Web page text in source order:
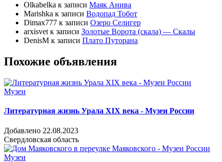
Olkabelka к записи Маяк Анива
Marishka к записи Водопад Тобот
Dimax777 к записи Озеро Селигер
arxisvet к записи Золотые Ворота (скала) — Скалы
DenisM к записи Плато Путорана
Похожие объявления
Музеи
Литературная жизнь Урала XIX века - Музеи России
Добавлено 22.08.2023
Свердловская область
Музеи